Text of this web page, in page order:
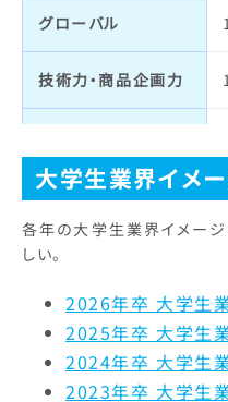
定着率
人材の質
給与・待遇
休日・休暇・
グローバル
技術力・商品企画力
ブランドイメージ
ビジネスモデル
社会貢献・
環境への取り組み
大学生業界イメ
各年の大学生業界イメー
しい。
2026年卒 大学生
2025年卒 大学生
2024年卒 大学生
2023年卒 大学生